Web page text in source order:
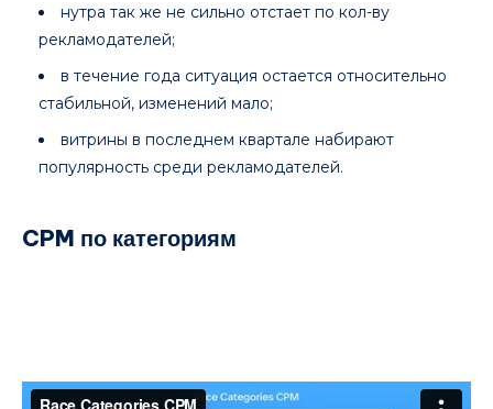
нутра так же не сильно отстает по кол-ву
рекламодателей;
в течение года ситуация остается относительно
стабильной, изменений мало;
витрины в последнем квартале набирают
популярность среди рекламодателей.
CPM по категориям